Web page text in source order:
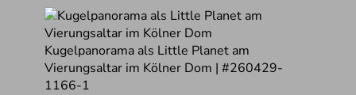
Kugelpanorama als Little Planet am
Vierungsaltar im Kölner Dom | #260429-
1166-1